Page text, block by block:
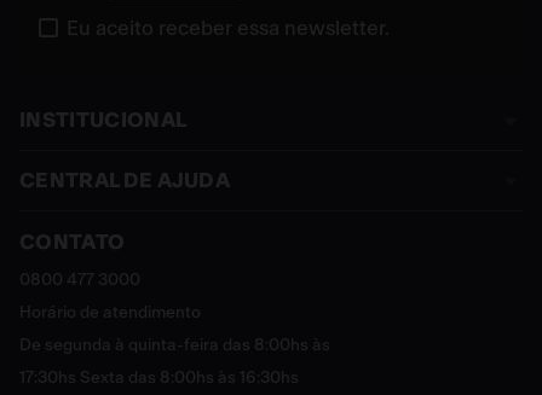
Eu aceito receber essa newsletter.
INSTITUCIONAL
Sobre a Franke
Política de Privacidade
Sustentável
Cashback
Catálogo Digital Franke 2025 - 2026
CENTRAL DE AJUDA
Assistência Técnica
Política de Trocas e Devoluções
Política de Entrega
Política de Pagamento
FAQ
CONTATO
0800 477 3000
Horário de atendimento
De segunda à quinta-feira das 8:00hs às
17:30hs Sexta das 8:00hs às 16:30hs